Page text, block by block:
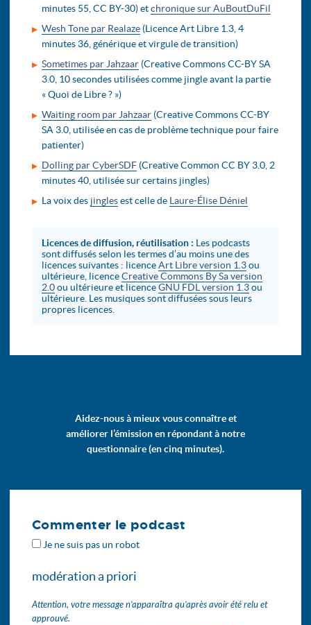
minutes 55, CC BY-30) etchronique sur AuBoutDuFil
Wesh Tone par Realaze (Licence Art Libre 1.3, 4
minutes 36, générique et virgule de transition)
Sometimes par Jahzaar (Creative Commons CC-BY SA
3.0, 10 secondes utilisées comme jingle avant la partie
« Quoi de Libre ? »)
Waiting room par Jahzaar (Creative Commons CC-BY
SA 3.0, utilisée en cas de problème technique pour faire
patienter)
Dolling par CyberSDF (Creative Common CC BY 3.0, 2
minutes 40, utilisée sur certains jingles)
La voix des jinglesest celle de Laure-Élise Déniel
Licences de diffusion, réutilisation : Les podcasts
sont diffusés selon les termes d’au moins une des
licences suivantes : licenceArt Libre version 1.3ou
ultérieure, licenceCreative Commons By Sa version
2.0ou ultérieure et licenceGNU FDL version 1.3ou
ultérieure. Les musiques sont diffusées sous leurs
propres licences.
Aidez-nous à mieux vous connaître et
améliorer l’émission en répondant à notre
questionnaire (en cinq minutes).
Commenter le podcast
Je ne suis pas un robot
modération a priori
Attention, votre message n’apparaîtra qu’après avoir été relu et
approuvé.